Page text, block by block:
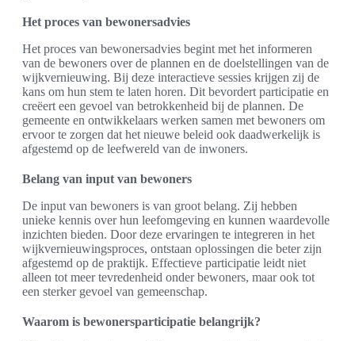
Het proces van bewonersadvies
Het proces van bewonersadvies begint met het informeren
van de bewoners over de plannen en de doelstellingen van de
wijkvernieuwing. Bij deze interactieve sessies krijgen zij de
kans om hun stem te laten horen. Dit bevordert participatie en
creëert een gevoel van betrokkenheid bij de plannen. De
gemeente en ontwikkelaars werken samen met bewoners om
ervoor te zorgen dat het nieuwe beleid ook daadwerkelijk is
afgestemd op de leefwereld van de inwoners.
Belang van input van bewoners
De input van bewoners is van groot belang. Zij hebben
unieke kennis over hun leefomgeving en kunnen waardevolle
inzichten bieden. Door deze ervaringen te integreren in het
wijkvernieuwingsproces, ontstaan oplossingen die beter zijn
afgestemd op de praktijk. Effectieve participatie leidt niet
alleen tot meer tevredenheid onder bewoners, maar ook tot
een sterker gevoel van gemeenschap.
Waarom is bewonersparticipatie belangrijk?